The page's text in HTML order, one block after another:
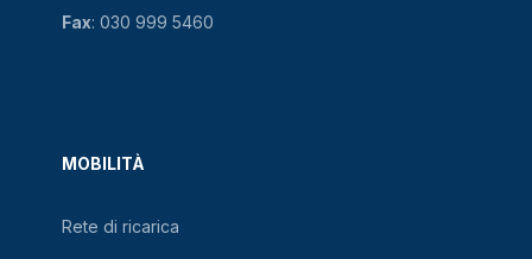
MOBILITÀ
Rete di ricarica
Fax: 030 999 5460